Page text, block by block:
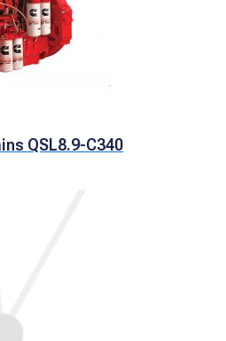
QSL8.9-C340